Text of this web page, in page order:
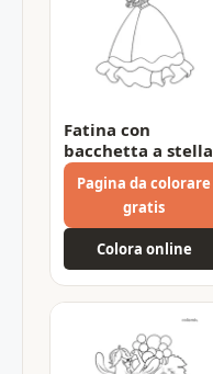
Fatina con
bacchetta a stella
Pagina da colorare
gratis
Colora online